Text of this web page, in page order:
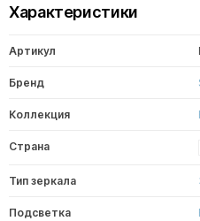
Характеристики
Артикул
Бренд
Коллекция
Страна
Тип зеркала
Подсветка